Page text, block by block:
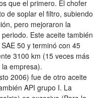
que el primero. El chofer
de soplar el filtro, subiendo
pero mejoraron la
Este aceite también
50 y terminó con 45
3100 km (15 veces más
empresa).
2006) fue de otro aceite
API grupo I. La